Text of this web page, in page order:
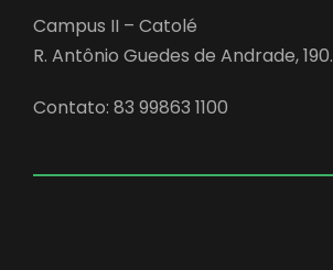
Campus II – Catolé
R. Antônio Guedes de Andrade, 190.
Contato: 83 99863 1100